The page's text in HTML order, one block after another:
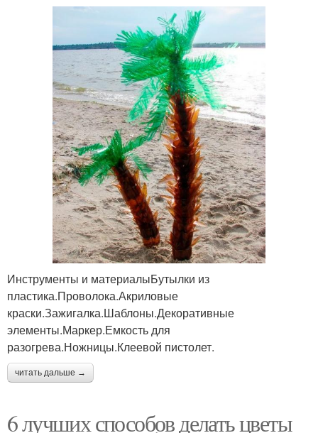
Инструменты и материалыБутылки из
пластика.Проволока.Акриловые
краски.Зажигалка.Шаблоны.Декоративные
элементы.Маркер.Емкость для
разогрева.Ножницы.Клеевой пистолет.
читать дальше →
6 лучших способов делать цветы